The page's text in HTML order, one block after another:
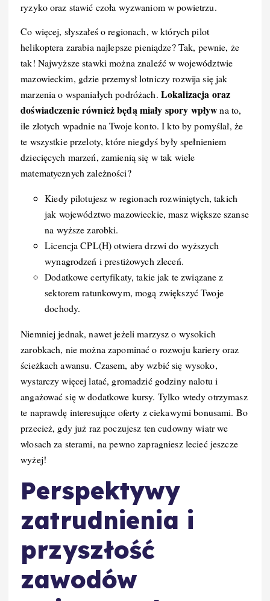
ryzyko oraz stawić czoła wyzwaniom w powietrzu.
Co więcej, słyszałeś o regionach, w których pilot
helikoptera zarabia najlepsze pieniądze? Tak, pewnie, że
tak! Najwyższe stawki można znaleźć w województwie
mazowieckim, gdzie przemysł lotniczy rozwija się jak
marzenia o wspaniałych podróżach. Lokalizacja oraz
doświadczenie również będą miały spory wpływna to,
ile złotych wpadnie na Twoje konto. I kto by pomyślał, że
te wszystkie przeloty, które niegdyś były spełnieniem
dziecięcych marzeń, zamienią się w tak wiele
matematycznych zależności?
Kiedy pilotujesz w regionach rozwiniętych, takich
jak województwo mazowieckie, masz większe szanse
na wyższe zarobki.
Licencja CPL(H) otwiera drzwi do wyższych
wynagrodzeń i prestiżowych zleceń.
Dodatkowe certyfikaty, takie jak te związane z
sektorem ratunkowym, mogą zwiększyć Twoje
dochody.
Niemniej jednak, nawet jeżeli marzysz o wysokich
zarobkach, nie można zapominać o rozwoju kariery oraz
ścieżkach awansu. Czasem, aby wzbić się wysoko,
wystarczy więcej latać, gromadzić godziny nalotu i
angażować się w dodatkowe kursy. Tylko wtedy otrzymasz
te naprawdę interesujące oferty z ciekawymi bonusami. Bo
przecież, gdy już raz poczujesz ten cudowny wiatr we
włosach za sterami, na pewno zapragniesz lecieć jeszcze
wyżej!
Perspektywy
zatrudnienia i
przyszłość
zawodów